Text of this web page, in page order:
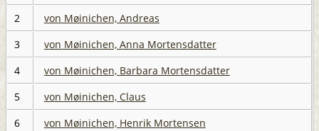
2
von Møinichen, Andreas
3
von Møinichen, Anna Mortensdatter
4
von Møinichen, Barbara Mortensdatter
5
von Møinichen, Claus
6
von Møinichen, Henrik Mortensen